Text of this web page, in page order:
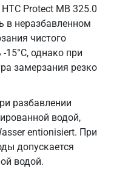
Protect MB 325.0
в неразбавленном
чистого
15°С, однако при
замерзания резко
разбавлении
водой,
entionisiert. При
допускается
водой.